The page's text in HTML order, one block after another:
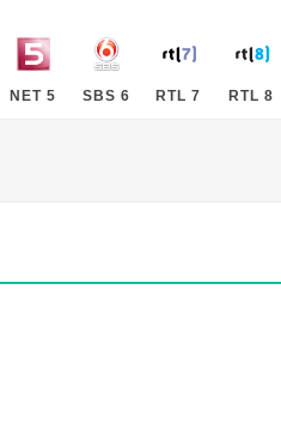
NET 5 SBS 6 RTL 7 RTL 8